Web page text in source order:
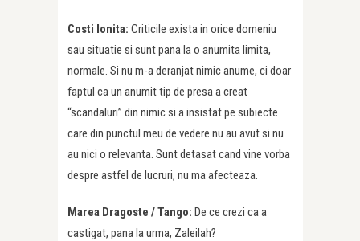
Costi Ionita: Criticile exista in orice domeniu
sau situatie si sunt pana la o anumita limita,
normale. Si nu m-a deranjat nimic anume, ci doar
faptul ca un anumit tip de presa a creat
“scandaluri” din nimic si a insistat pe subiecte
care din punctul meu de vedere nu au avut si nu
au nici o relevanta. Sunt detasat cand vine vorba
despre astfel de lucruri, nu ma afecteaza.
Marea Dragoste / Tango: De ce crezi ca a
castigat, pana la urma, Zaleilah?